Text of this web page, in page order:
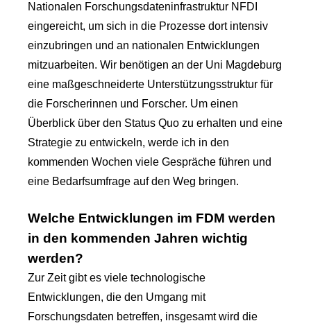
Nationalen Forschungsdateninfrastruktur NFDI
eingereicht, um sich in die Prozesse dort intensiv
einzubringen und an nationalen Entwicklungen
mitzuarbeiten. Wir benötigen an der Uni Magdeburg
eine maßgeschneiderte Unterstützungsstruktur für
die Forscherinnen und Forscher. Um einen
Überblick über den Status Quo zu erhalten und eine
Strategie zu entwickeln, werde ich in den
kommenden Wochen viele Gespräche führen und
eine Bedarfsumfrage auf den Weg bringen.
Welche Entwicklungen im FDM werden
in den kommenden Jahren wichtig
werden?
Zur Zeit gibt es viele technologische
Entwicklungen, die den Umgang mit
Forschungsdaten betreffen, insgesamt wird die